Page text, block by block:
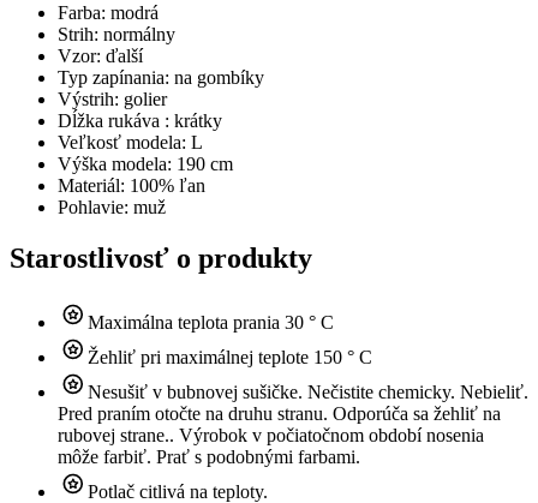
Farba: modrá
Strih: normálny
Vzor: ďalší
Typ zapínania: na gombíky
Výstrih: golier
Dĺžka rukáva : krátky
Veľkosť modela: L
Výška modela: 190 cm
Materiál: 100% ľan
Pohlavie: muž
Starostlivosť o produkty
Maximálna teplota prania 30 ° C
Žehliť pri maximálnej teplote 150 ° C
Nesušiť v bubnovej sušičke. Nečistite chemicky. Nebieliť.
Pred praním otočte na druhu stranu. Odporúča sa žehliť na
rubovej strane.. Výrobok v počiatočnom období nosenia
môže farbiť. Prať s podobnými farbami.
Potlač citlivá na teploty.